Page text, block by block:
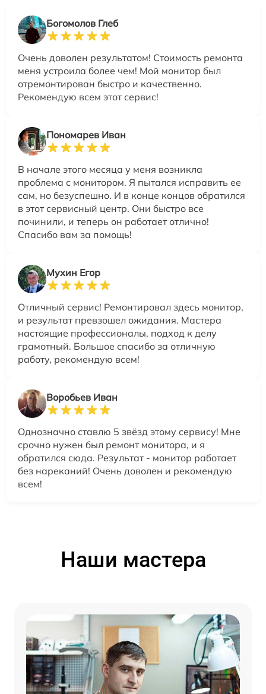
Богомолов Глеб
Очень доволен результатом! Стоимость ремонта
меня устроила более чем! Мой монитор был
отремонтирован быстро и качественно.
Рекомендую всем этот сервис!
Пономарев Иван
В начале этого месяца у меня возникла
проблема с монитором. Я пытался исправить ее
сам, но безуспешно. И в конце концов обратился
в этот сервисный центр. Они быстро все
починили, и теперь он работает отлично!
Спасибо вам за помощь!
Мухин Егор
Отличный сервис! Ремонтировал здесь монитор,
и результат превзошел ожидания. Мастера
настоящие профессионалы, подход к делу
грамотный. Большое спасибо за отличную
работу, рекомендую всем!
Воробьев Иван
Однозначно ставлю 5 звёзд этому сервису! Мне
срочно нужен был ремонт монитора, и я
обратился сюда. Результат - монитор работает
без нареканий! Очень доволен и рекомендую
всем!
Наши мастера